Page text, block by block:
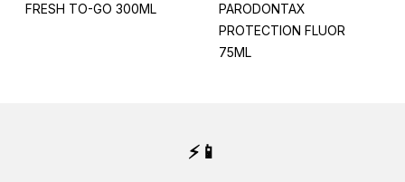
FRESH TO-GO 300ML
PARODONTAX
PROTECTION FLUOR
75ML
⚡📱